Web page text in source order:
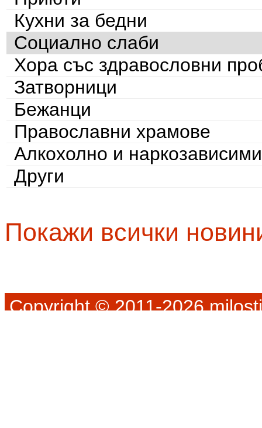
Кухни за бедни
Социално слаби
Хора със здравословни
Затворници
Бежанци
Православни храмове
Алкохолно и наркозависими
Други
Покажи всички
Copyright © 2011-2026